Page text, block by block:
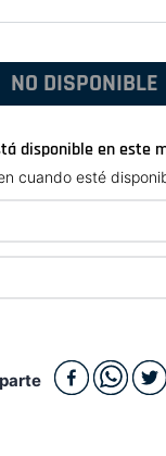
NO DISPONIBLE
disponible en este
cuando esté